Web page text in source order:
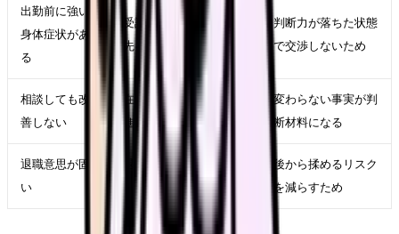
出勤前に強い
身体症状があ
る
受診、休養、公的相談
先を優先する
判断力が落ちた状態
で交渉しないため
相談しても改
善しない
在職転職や退職準備を
進める
変わらない事実が判
断材料になる
退職意思が固
い
退職日、有休、引き継
ぎ、書面記録を整える
後から揉めるリスク
を減らすため